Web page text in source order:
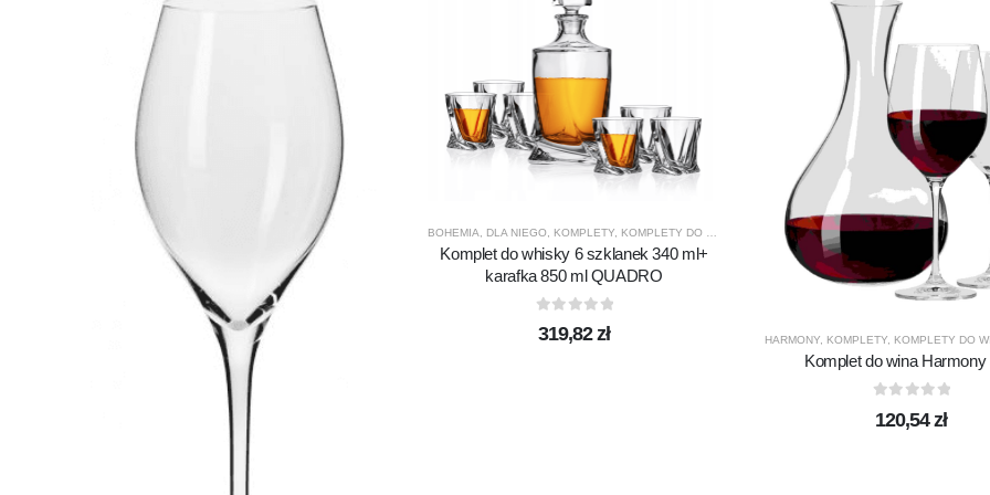
BOHEMIA DLA NIEGO KOMPLETY KOMPLETY DO WHISKY PREZENTY,PRODUCENCI,PRODUKTY
Komplet do whisky 6 szklanek 340 ml+
karafka 850 ml QUADRO
319,82zł HARMONY, KOMPLETY, KOMPLETY DO
Komplet do wina Harmony
120,54zł